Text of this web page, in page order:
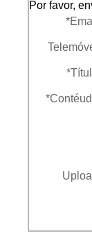
Por favor,
*
*
*